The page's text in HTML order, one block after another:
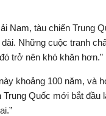
Nam, tàu chiến Trung
Những cuộc tranh
trở nên khó khăn hơn.”
khoảng 100 năm, và
Quốc mới bắt đầu